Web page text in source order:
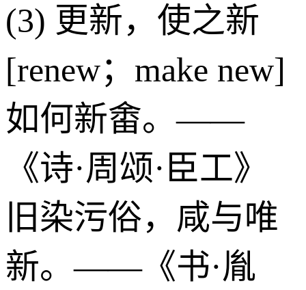
(3) 更新，使之新
[renew；make new]
如何新畬。——
《诗·周颂·臣工》
旧染污俗，咸与唯
新。——《书·胤